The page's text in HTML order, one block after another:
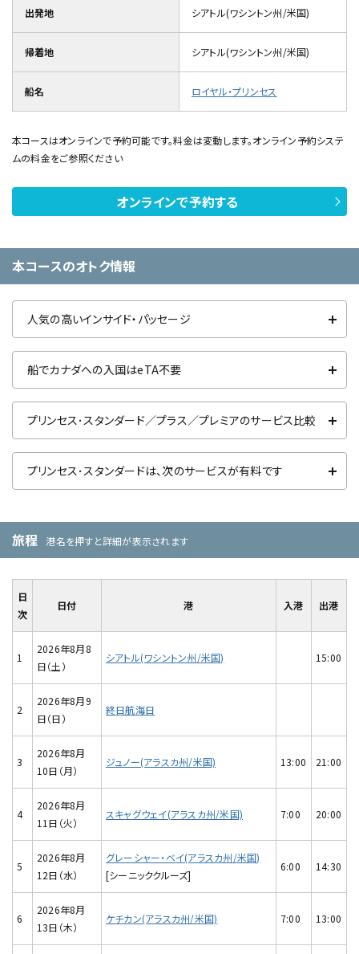
出発地 シアトル(ワシントン州/米国)
帰着地 シアトル(ワシントン州/米国)
船名 ロイヤル・プリンセス
本コースはオンラインで予約可能です。料金は変動します。オンライン予約システ
ムの料金をご参照ください
オンラインで予約する
本コースのオトク情報
人気の高いインサイド・パッセージ
船でカナダへの入国はeTA不要
プリンセス･スタンダード／プラス／プレミアのサービス比較
プリンセス･スタンダードは、次のサービスが有料です
旅程 港名を押すと詳細が表示されます
日
次
日付 港 入港 出港
1
2026年8月8
日（土）
シアトル(ワシントン州/米国) 15:00
2
2026年8月9
日（日）
終日航海日
3
2026年8月
10日（月）
ジュノー(アラスカ州/米国) 13:00 21:00
4
2026年8月
11日（火）
スキャグウェイ(アラスカ州/米国) 7:00 20:00
5
2026年8月
12日（水）
グレーシャー・ベイ(アラスカ州/米国)
[シーニッククルーズ]
6:00 14:30
6
2026年8月
13日（木）
ケチカン(アラスカ州/米国) 7:00 13:00